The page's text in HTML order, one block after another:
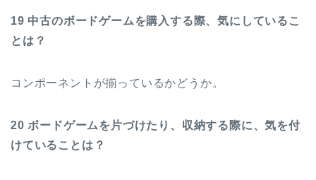
19 中古のボードゲームを購入する際、気にしているこ
とは？
コンポーネントが揃っているかどうか。
20 ボードゲームを片づけたり、収納する際に、気を付
けていることは？